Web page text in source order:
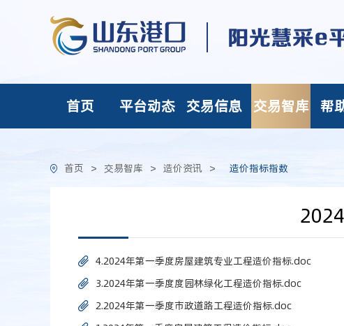
首页 平台动态 交易信息 交易智库 帮
首页 > 交易智库 > 造价资讯 > 造价指标指数
4.2024年第一季度房屋建筑专业工程造价指标.doc
3.2024年第一季度度园林绿化工程造价指标.doc
2.2024年第一季度市政道路工程造价指标.doc